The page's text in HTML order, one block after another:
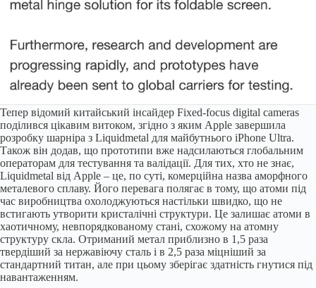
Тепер відомий китайський інсайдер Fixed-focus digital cameras
поділився цікавим витоком, згідно з яким Apple завершила
розробку шарніра з Liquidmetal для майбутнього iPhone Ultra.
Також він додав, що прототипи вже надсилаються глобальним
операторам для тестування та валідації. Для тих, хто не знає,
Liquidmetal від Apple – це, по суті, комерційна назва аморфного
металевого сплаву. Його перевага полягає в тому, що атоми під
час виробництва охолоджуються настільки швидко, що не
встигають утворити кристалічні структури. Це залишає атоми в
хаотичному, невпорядкованому стані, схожому на атомну
структуру скла. Отриманий метал приблизно в 1,5 раза
твердіший за нержавіючу сталь і в 2,5 раза міцніший за
стандартний титан, але при цьому зберігає здатність гнутися під
навантаженням.